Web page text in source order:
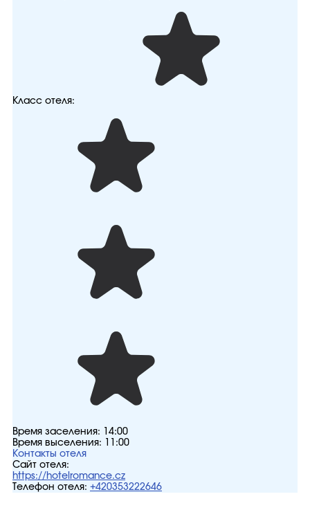
Класс отеля:
Время заселения:
14:00
Время выселения:
11:00
Контакты отеля
Сайт отеля:
https://hotelromance.cz
Телефон отеля: +420353222646